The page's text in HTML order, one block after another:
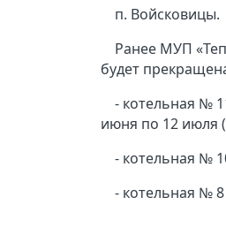
п. Войсковицы.
Ранее МУП
будет
- котельная №
июня по 12 июля
- котельная №
- котельная №